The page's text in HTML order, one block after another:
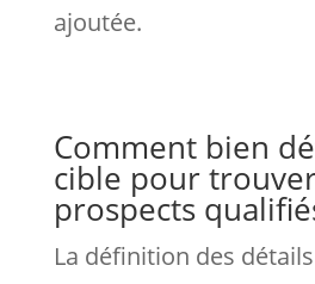
ajoutée.
Comment bien
cible pour
prospects
La définition des